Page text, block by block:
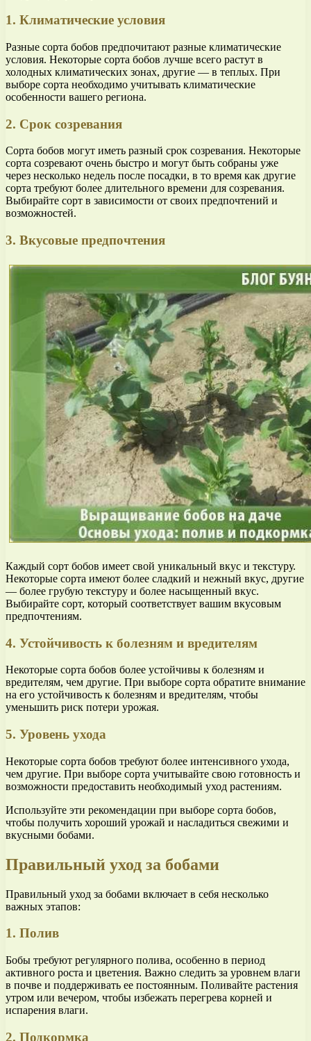
1. Климатические условия
Разные сорта бобов предпочитают разные климатические
условия. Некоторые сорта бобов лучше всего растут в
холодных климатических зонах, другие — в теплых. При
выборе сорта необходимо учитывать климатические
особенности вашего региона.
2. Срок созревания
Сорта бобов могут иметь разный срок созревания. Некоторые
сорта созревают очень быстро и могут быть собраны уже
через несколько недель после посадки, в то время как другие
сорта требуют более длительного времени для созревания.
Выбирайте сорт в зависимости от своих предпочтений и
возможностей.
3. Вкусовые предпочтения
Каждый сорт бобов имеет свой уникальный вкус и текстуру.
Некоторые сорта имеют более сладкий и нежный вкус, другие
— более грубую текстуру и более насыщенный вкус.
Выбирайте сорт, который соответствует вашим вкусовым
предпочтениям.
4. Устойчивость к болезням и вредителям
Некоторые сорта бобов более устойчивы к болезням и
вредителям, чем другие. При выборе сорта обратите внимание
на его устойчивость к болезням и вредителям, чтобы
уменьшить риск потери урожая.
5. Уровень ухода
Некоторые сорта бобов требуют более интенсивного ухода,
чем другие. При выборе сорта учитывайте свою готовность и
возможности предоставить необходимый уход растениям.
Используйте эти рекомендации при выборе сорта бобов,
чтобы получить хороший урожай и насладиться свежими и
вкусными бобами.
Правильный уход за бобами
Правильный уход за бобами включает в себя несколько
важных этапов:
1. Полив
Бобы требуют регулярного полива, особенно в период
активного роста и цветения. Важно следить за уровнем влаги
в почве и поддерживать ее постоянным. Поливайте растения
утром или вечером, чтобы избежать перегрева корней и
испарения влаги.
2. Подкормка